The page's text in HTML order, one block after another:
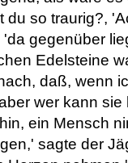
du so traurig?,
gegenüber
Edelsteine
daß, wenn
wer kann sie
ein Mensch
sagte der